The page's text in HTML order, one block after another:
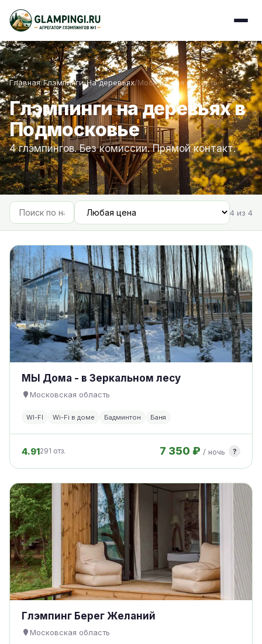
Главная/Глэмпинги/На деревьях/Московская область
Глэмпинги на деревьях в
Подмосковье
4 глэмпингов. Без комиссии. Прямой контакт.
4 из 4
МЫ Дома - в Зеркальном лесу
Московская область
WI-FI Wi-Fi в доме Бадминтон Баня
4.91291 отз. 7 350 ₽ / ночь ?
Глэмпинг Берег Желаний
Московская область